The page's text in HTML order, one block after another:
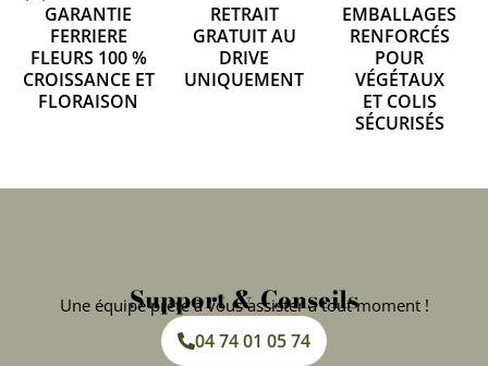
GARANTIE
FERRIERE
FLEURS 100 %
CROISSANCE ET
FLORAISON
RETRAIT
GRATUIT AU
DRIVE
UNIQUEMENT
EMBALLAGES
RENFORCÉS
POUR
VÉGÉTAUX
ET COLIS
SÉCURISÉS
Support & Conseils
Une équipe prête à vous assister à tout moment !
04 74 01 05 74